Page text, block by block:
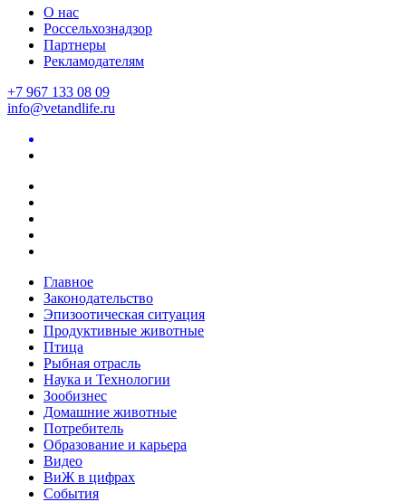
О нас
Россельхознадзор
Партнеры
Рекламодателям
+7 967 133 08 09
info@vetandlife.ru
Главное
Законодательство
Эпизоотическая ситуация
Продуктивные животные
Птица
Рыбная отрасль
Наука и Технологии
Зообизнес
Домашние животные
Потребитель
Образование и карьера
Видео
ВиЖ в цифрах
События